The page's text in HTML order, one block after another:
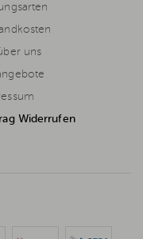
uns
Widerrufen